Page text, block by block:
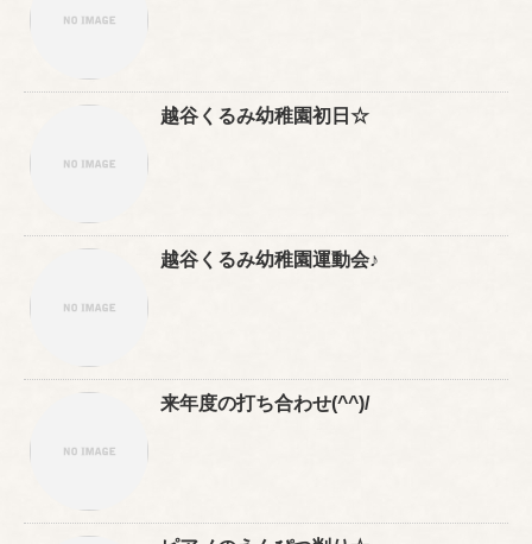
越谷くるみ幼稚園初日☆
越谷くるみ幼稚園運動会♪
来年度の打ち合わせ(^^)/